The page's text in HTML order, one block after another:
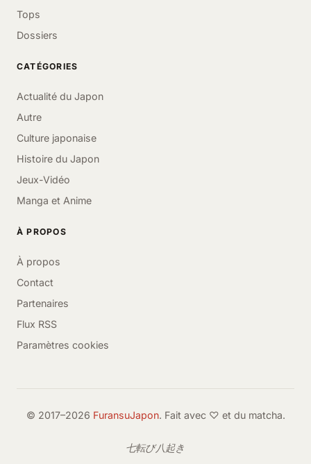
Tops
Dossiers
CATÉGORIES
Actualité du Japon
Autre
Culture japonaise
Histoire du Japon
Jeux-Vidéo
Manga et Anime
À PROPOS
À propos
Contact
Partenaires
Flux RSS
Paramètres cookies
© 2017–2026 FuransuJapon. Fait avec ♡ et du matcha.
七転び八起き